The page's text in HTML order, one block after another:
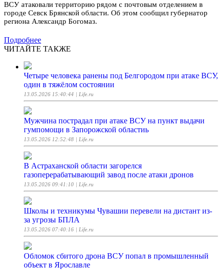
ВСУ атаковали территорию рядом с почтовым отделением в
городе Севск Брянской области. Об этом сообщил губернатор
региона Александр Богомаз.
Подробнее
ЧИТАЙТЕ ТАКЖЕ
Четыре человека ранены под Белгородом при атаке ВСУ,
один в тяжёлом состоянии
13.05.2026 15:40:44 | Life.ru
Мужчина пострадал при атаке ВСУ на пункт выдачи
гумпомощи в Запорожской областиь
13.05.2026 12:52:48 | Life.ru
В Астраханской области загорелся
газоперерабатывающий завод после атаки дронов
13.05.2026 09:41:10 | Life.ru
Школы и техникумы Чувашии перевели на дистант из-
за угрозы БПЛА
13.05.2026 07:40:16 | Life.ru
Обломок сбитого дрона ВСУ попал в промышленный
объект в Ярославле